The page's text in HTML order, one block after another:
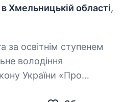
Хмельницькій області,